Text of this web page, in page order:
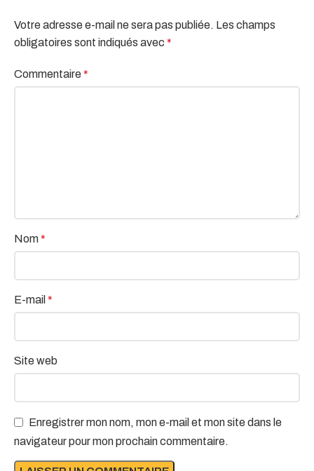
Votre adresse e-mail ne sera pas publiée. Les champs
obligatoires sont indiqués avec *
Commentaire*
Nom*
E-mail *
Site web
Enregistrer mon nom, mon e-mail et mon site dans le
navigateur pour mon prochain commentaire.